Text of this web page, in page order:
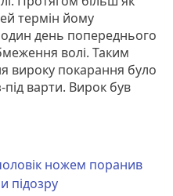
термін йому
день попереднього
волі. Таким
вироку покарання було
під варти. Вирок був
ножем поранив
підозру